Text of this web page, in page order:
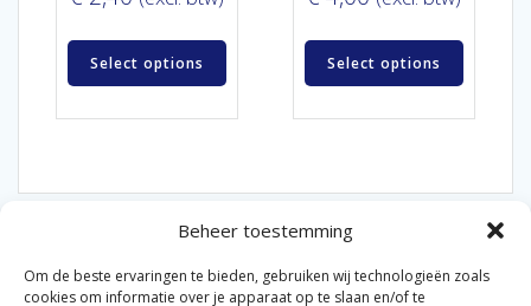
Beheer toestemming
Om de beste ervaringen te bieden, gebruiken wij technologieën zoals
cookies om informatie over je apparaat op te slaan en/of te
Select options Select options